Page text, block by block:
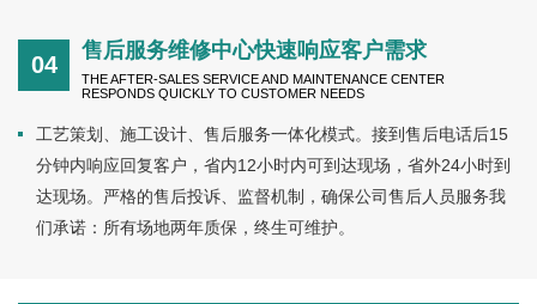
04
售后服务维修中心快速响应客户需求
THE AFTER-SALES SERVICE AND MAINTENANCE CENTER
RESPONDS QUICKLY TO CUSTOMER NEEDS
工艺策划、施工设计、售后服务一体化模式。接到售后电话后15
分钟内响应回复客户，省内12小时内可到达现场，省外24小时到
达现场。严格的售后投诉、监督机制，确保公司售后人员服务我
们承诺：所有场地两年质保，终生可维护。